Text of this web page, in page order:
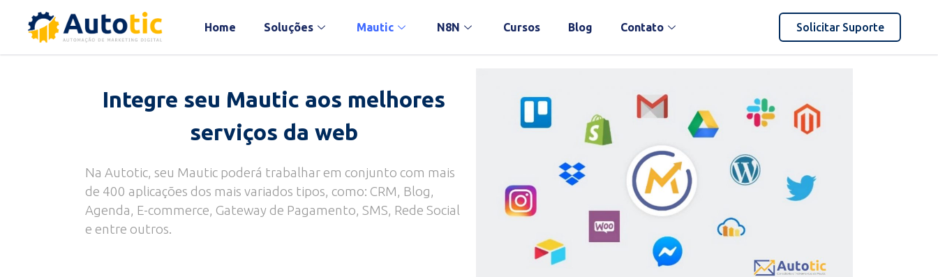
Home Soluções Mautic N8N Cursos Blog Contato Solicitar Suporte
Integre seu Mautic aos melhores
serviços da web
Na Autotic, seu Mautic poderá trabalhar em conjunto com mais
de 400 aplicações dos mais variados tipos, como: CRM, Blog,
Agenda, E-commerce, Gateway de Pagamento, SMS, Rede Social
e entre outros.